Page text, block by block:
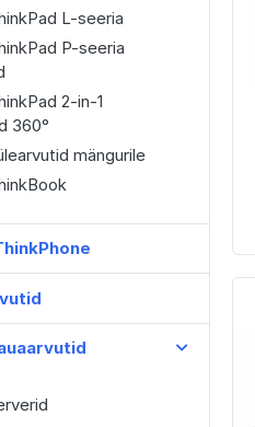
L-seeria
P-seeria
2-in-1
360°
mängurile